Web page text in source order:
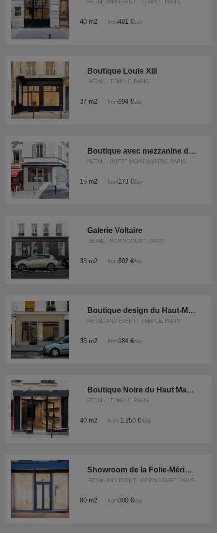
RETAIL AND EVENT · TEMPLE, PARIS
40 m2 from481 €/day
Boutique Louis XIII
RETAIL · TEMPLE, PARIS
37 m2 from694 €/day
Boutique avec mezzanine des Abbesses
RETAIL · BUTTE-MONTMARTRE, PARIS
15 m2 from273 €/day
Galerie Voltaire
RETAIL · POPINCOURT, PARIS
33 m2 from502 €/day
Boutique design du Haut-Marais
RETAIL AND EVENT · TEMPLE, PARIS
35 m2 from184 €/day
Boutique Noire du Haut Marais
RETAIL · TEMPLE, PARIS
40 m2 from 1.250 €/day
Showroom de la Folie-Méricourt
RETAIL AND EVENT · POPINCOURT, PARIS
80 m2 from300 €/day